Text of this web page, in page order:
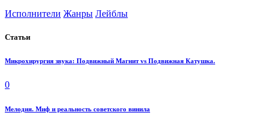
Исполнители Жанры Лейблы
Статьи
Микрохирургия звука: Подвижный Магнит vs Подвижная Катушка.
0
Мелодия. Миф и реальность советского винила